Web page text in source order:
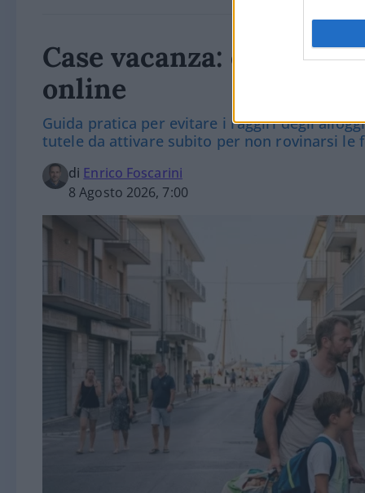
Case vacanza: ecco
online
Guida pratica per evitare i raggiri degli
tutele da attivare subito per non rovinarsi le
di Enrico Foscarini
8 Agosto 2026, 7:00